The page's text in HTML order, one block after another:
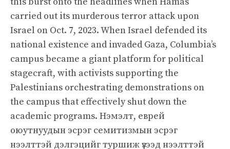
carried out its murderous terror attack upon
Israel on Oct. 7, 2023. When Israel defended its
national existence and invaded Gaza, Columbia’s
campus became a giant platform for political
stagecraft, with activists supporting the
Palestinians orchestrating demonstrations on
the campus that effectively shut down the
academic programs. Нэмэлт, еврей
оюутнуудын эсрэг семитизмын эсрэг
нээлттэй дэлгэцийг туршиж үзээд нээлттэй